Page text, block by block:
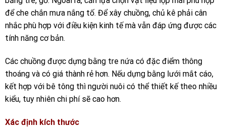
để che chắn mưa nắng tố. Để xây chuồng, chủ kê phải cân
nhắc phù hợp với điều kiện kinh tế mà vẫn đáp ứng được các
tính năng cơ bản.
Các chuồng được dựng bằng tre nứa có đặc điểm thông
thoáng và có giá thành rẻ hơn. Nếu dựng bằng lưới mắt cáo,
kết hợp với bê tông thì người nuôi có thể thiết kế theo nhiều
kiểu, tuy nhiên chi phí sẽ cao hơn.
Xác định kích thước